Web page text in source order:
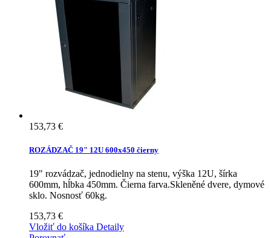
153,73 €
ROZÁDZAČ 19" 12U 600x450 čierny
19" rozvádzač, jednodielny na stenu, výška 12U, šírka
600mm, hĺbka 450mm. Čierna farva.Skleněné dvere, dymové
sklo. Nosnosť 60kg.
153,73 €
Vložiť do košíka Detaily